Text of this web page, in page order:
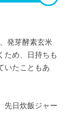
発芽酵素玄米
ため、日持ちも
いたこともあ
先日炊飯ジャー